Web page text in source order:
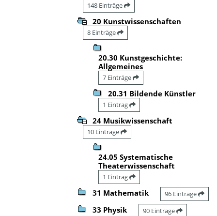
148 Einträge
20 Kunstwissenschaften
8 Einträge
20.30 Kunstgeschichte:
Allgemeines
7 Einträge
20.31 Bildende Künstler
1 Eintrag
24 Musikwissenschaft
10 Einträge
24.05 Systematische
Theaterwissenschaft
1 Eintrag
31 Mathematik 96 Einträge
33 Physik 90 Einträge